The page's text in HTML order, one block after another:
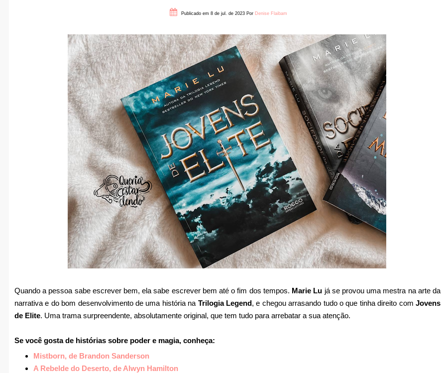
Publicado em 8 de jul. de 2023 Por Denise Flaibam
Quando a pessoa sabe escrever bem, ela sabe escrever bem até o fim dos tempos. Marie Lu já se provou uma mestra na arte da
narrativa e do bom desenvolvimento de uma história na Trilogia Legend, e chegou arrasando tudo o que tinha direito com Jovens
de Elite. Uma trama surpreendente, absolutamente original, que tem tudo para arrebatar a sua atenção.
Se você gosta de histórias sobre poder e magia, conheça:
Mistborn, de Brandon Sanderson
A Rebelde do Deserto, de Alwyn Hamilton